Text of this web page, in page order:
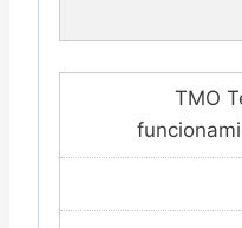
TMO